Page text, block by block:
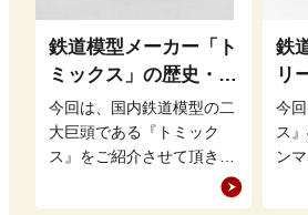
鉄道模型メーカー「ト
ミックス」の歴史・特
徴・魅力を徹底解説
今回は、国内鉄道模型の二
大巨頭である『トミック
ス』をご紹介させて頂きま
す。 鉄道模型業界でKATO
と張り合うトミックスです
鉄
リ
史
解
今
ス
ン
道
な